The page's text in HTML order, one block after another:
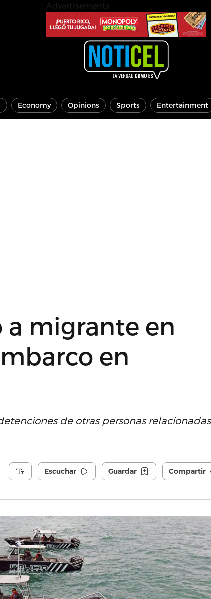
Economy Opinions Sports Entertainment
a migrante en
en
de otras personas relacionadas
Escuchar Guardar Compartir